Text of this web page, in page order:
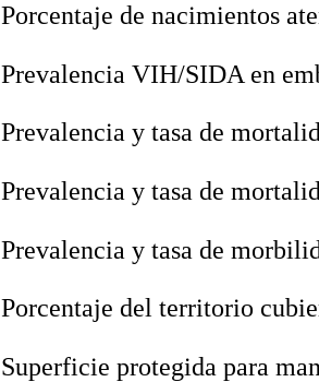
 Porcentaje de nacimientos
 Prevalencia VIH/SIDA en
 Prevalencia y tasa de
 Prevalencia y tasa de
 Prevalencia y tasa de
 Porcentaje del territorio
 Superficie protegida para